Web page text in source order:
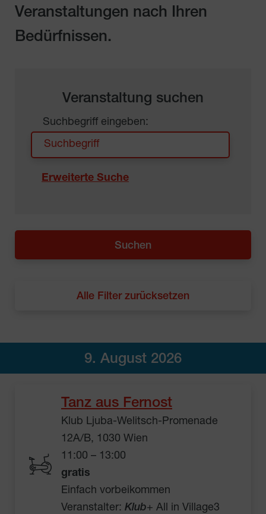
Veranstaltungen nach Ihren
Bedürfnissen.
Veranstaltung suchen
Suchbegriff eingeben:
Erweiterte Suche
Alle Filter zurücksetzen
9. August 2026
Tanz aus Fernost
Klub Ljuba-Welitsch-Promenade
12A/B, 1030 Wien
11:00 – 13:00
gratis
Einfach vorbeikommen
Veranstalter: Klub+ All in Village3